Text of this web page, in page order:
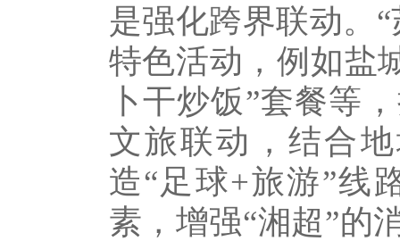
是强化跨界联动。
特色活动，例如盐
卜干炒饭”套餐等
文旅联动，结合
造“足球+旅游”线
素，增强“湘超”的